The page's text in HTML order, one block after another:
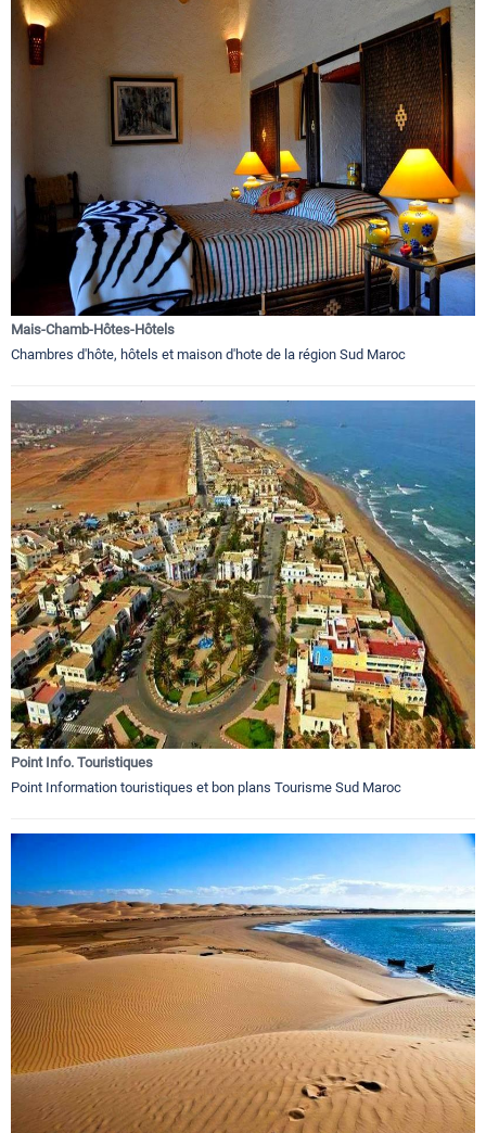
Mais-Chamb-Hôtes-Hôtels
Chambres d'hôte, hôtels et maison d'hote de la région Sud Maroc
Point Info. Touristiques
Point Information touristiques et bon plans Tourisme Sud Maroc